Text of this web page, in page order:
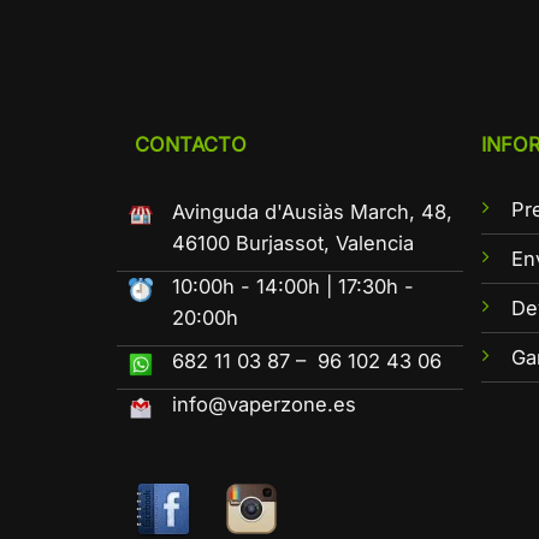
CONTACTO
Avinguda d'Ausiàs March, 48,
46100 Burjassot, Valencia
10:00h - 14:00h | 17:30h -
20:00h
682 11 03 87 – 96 102 43 06
info@vaperzone.es